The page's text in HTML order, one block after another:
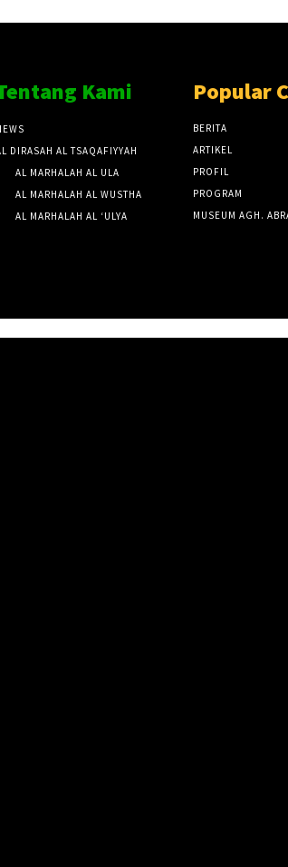
Kami
DIRASAH AL TSAQAFIYYAH
AL MARHALAH AL ULA
AL MARHALAH AL WUSTHA
AL MARHALAH AL ‘ULYA
Popular
BERITA
ARTIKEL
PROFIL
PROGRAM
MUSEUM AGH.